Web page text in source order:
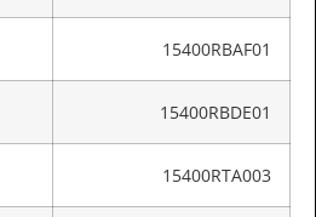
15400RBAF01
15400RBDE01
15400RTA003